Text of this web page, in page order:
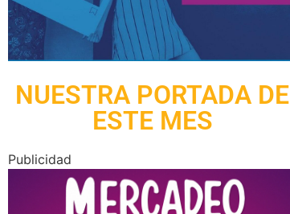
NUESTRA PORTADA DE
ESTE MES
Publicidad